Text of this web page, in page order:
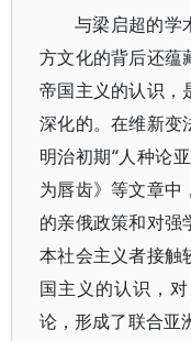
与梁启超的学
方文化的背后还蕴
帝国主义的认识，
深化的。在维新变
明治初期“人种论
为唇齿》等文章中
的亲俄政策和对强
本社会主义者接触
国主义的认识，
论，形成了联合亚